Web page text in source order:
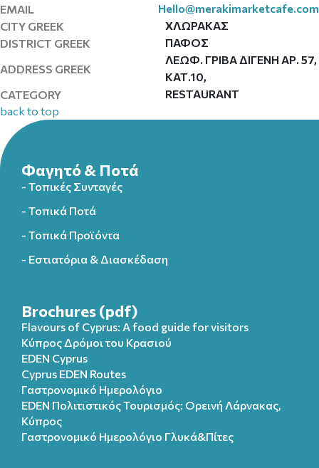
EMAIL
Hello@merakimarketcafe.com
CITY GREEK
ΧΛΩΡΑΚΑΣ
DISTRICT GREEK
ΠΑΦΟΣ
ADDRESS GREEK
ΛΕΩΦ. ΓΡΙΒΑ ΔΙΓΕΝΗ ΑΡ. 57,
ΚΑΤ.10,
CATEGORY
RESTAURANT
back to top
Φαγητό & Ποτά
- Τοπικές Συνταγές
- Τοπικά Ποτά
- Τοπικά Προϊόντα
- Εστιατόρια & Διασκέδαση
Brochures (pdf)
Flavours of Cyprus: A food guide for visitors
Κύπρος Δρόμοι του Κρασιού
EDEN Cyprus
Cyprus EDEN Routes
Γαστρονομικό Ημερολόγιο
EDEN Πολιτιστικός Τουρισμός: Ορεινή Λάρνακας,
Κύπρος
Γαστρονομικό Ημερολόγιo Γλυκά&Πίτες